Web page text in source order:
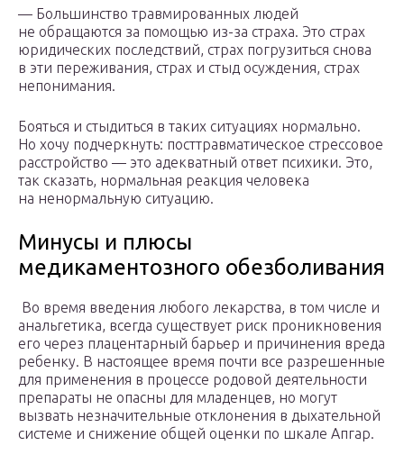
— Большинство травмированных людей
не обращаются за помощью из-за страха. Это страх
юридических последствий, страх погрузиться снова
в эти переживания, страх и стыд осуждения, страх
непонимания.
Бояться и стыдиться в таких ситуациях нормально.
Но хочу подчеркнуть: посттравматическое стрессовое
расстройство — это адекватный ответ психики. Это,
так сказать, нормальная реакция человека
на ненормальную ситуацию.
Минусы и плюсы
медикаментозного обезболивания
Во время введения любого лекарства, в том числе и
анальгетика, всегда существует риск проникновения
его через плацентарный барьер и причинения вреда
ребенку. В настоящее время почти все разрешенные
для применения в процессе родовой деятельности
препараты не опасны для младенцев, но могут
вызвать незначительные отклонения в дыхательной
системе и снижение общей оценки по шкале Апгар.